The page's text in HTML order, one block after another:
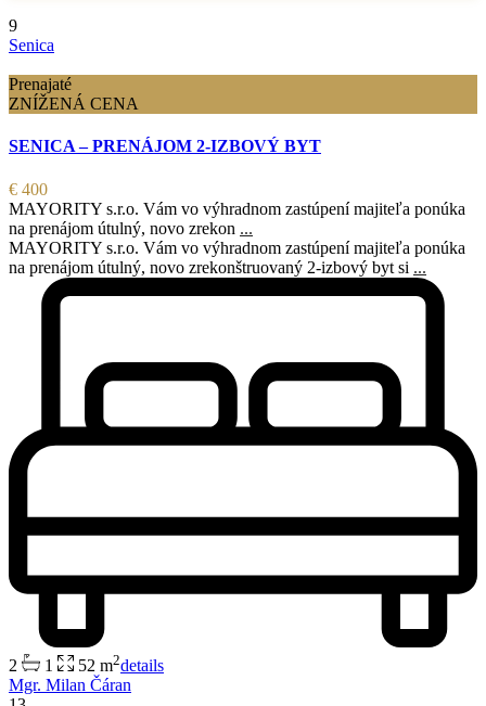
9
Senica
Prenajaté
ZNÍŽENÁ CENA
SENICA – PRENÁJOM 2-IZBOVÝ BYT
€ 400
MAYORITY s.r.o. Vám vo výhradnom zastúpení majiteľa ponúka
na prenájom útulný, novo zrekon ...
MAYORITY s.r.o. Vám vo výhradnom zastúpení majiteľa ponúka
na prenájom útulný, novo zrekonštruovaný 2-izbový byt si ...
2 1 52 m2details
Mgr. Milan Čáran